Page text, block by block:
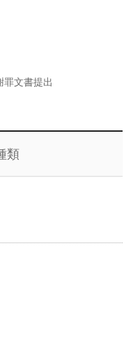
罪文書提出
類